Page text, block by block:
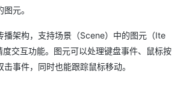
元。
播架构，支持场景（Scene）中的图元（Ite
交互功能。图元可以处理键盘事件、鼠标按
事件，同时也能跟踪鼠标移动。